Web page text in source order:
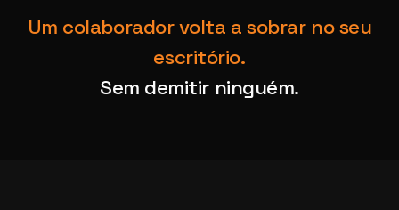
Um colaborador volta a sobrar no seu
escritório.
Sem demitir ninguém.